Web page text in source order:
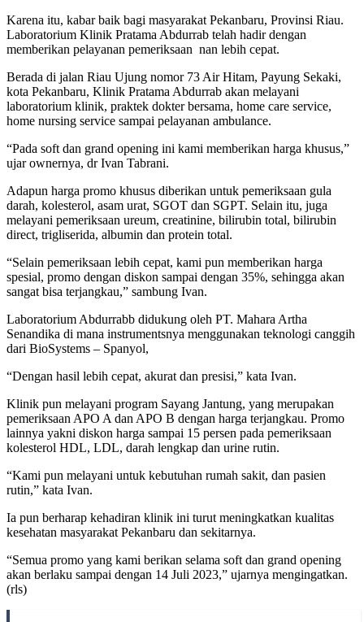
Karena itu, kabar baik bagi masyarakat Pekanbaru, Provinsi Riau.
Laboratorium Klinik Pratama Abdurrab telah hadir dengan
memberikan pelayanan pemeriksaan nan lebih cepat.
Berada di jalan Riau Ujung nomor 73 Air Hitam, Payung Sekaki,
kota Pekanbaru, Klinik Pratama Abdurrab akan melayani
laboratorium klinik, praktek dokter bersama, home care service,
home nursing service sampai pelayanan ambulance.
“Pada soft dan grand opening ini kami memberikan harga khusus,”
ujar ownernya, dr Ivan Tabrani.
Adapun harga promo khusus diberikan untuk pemeriksaan gula
darah, kolesterol, asam urat, SGOT dan SGPT. Selain itu, juga
melayani pemeriksaan ureum, creatinine, bilirubin total, bilirubin
direct, trigliserida, albumin dan protein total.
“Selain pemeriksaan lebih cepat, kami pun memberikan harga
spesial, promo dengan diskon sampai dengan 35%, sehingga akan
sangat bisa terjangkau,” sambung Ivan.
Laboratorium Abdurrabb didukung oleh PT. Mahara Artha
Senandika di mana instrumentsnya menggunakan teknologi canggih
dari BioSystems – Spanyol,
“Dengan hasil lebih cepat, akurat dan presisi,” kata Ivan.
Klinik pun melayani program Sayang Jantung, yang merupakan
pemeriksaan APO A dan APO B dengan harga terjangkau. Promo
lainnya yakni diskon harga sampai 15 persen pada pemeriksaan
kolesterol HDL, LDL, darah lengkap dan urine rutin.
“Kami pun melayani untuk kebutuhan rumah sakit, dan pasien
rutin,” kata Ivan.
Ia pun berharap kehadiran klinik ini turut meningkatkan kualitas
kesehatan masyarakat Pekanbaru dan sekitarnya.
“Semua promo yang kami berikan selama soft dan grand opening
akan berlaku sampai dengan 14 Juli 2023,” ujarnya mengingatkan.
(rls)